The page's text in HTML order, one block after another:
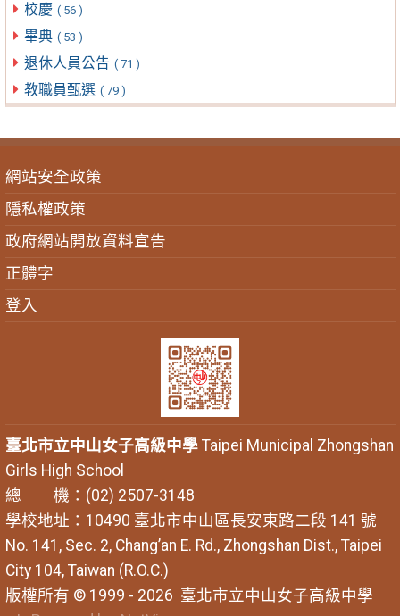
校慶 ( 56 )
畢典 ( 53 )
退休人員公告 ( 71 )
教職員甄選 ( 79 )
網站安全政策
隱私權政策
政府網站開放資料宣告
正體字
登入
臺北市立中山女子高級中學Taipei Municipal Zhongshan
Girls High School
總 機：(02) 2507-3148
學校地址：10490 臺北市中山區長安東路二段 141 號
No. 141, Sec. 2, Chang’an E. Rd., Zhongshan Dist., Taipei
City 104, Taiwan (R.O.C.)
版權所有 © 1999 - 2026 臺北市立中山女子高級中學